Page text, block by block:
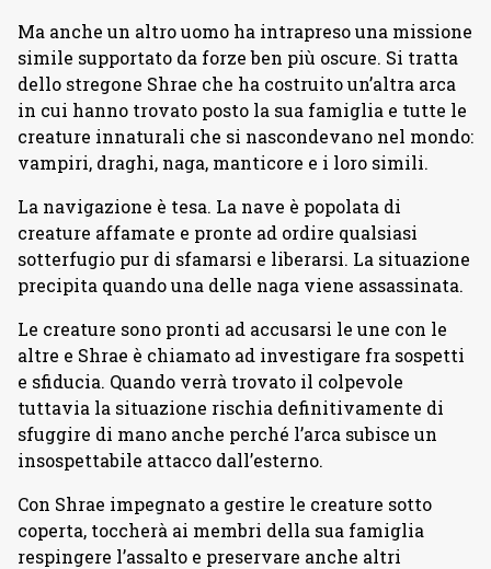
Ma anche un altro uomo ha intrapreso una missione
simile supportato da forze ben più oscure. Si tratta
dello stregone Shrae che ha costruito un’altra arca
in cui hanno trovato posto la sua famiglia e tutte le
creature innaturali che si nascondevano nel mondo:
vampiri, draghi, naga, manticore e i loro simili.
La navigazione è tesa. La nave è popolata di
creature affamate e pronte ad ordire qualsiasi
sotterfugio pur di sfamarsi e liberarsi. La situazione
precipita quando una delle naga viene assassinata.
Le creature sono pronti ad accusarsi le une con le
altre e Shrae è chiamato ad investigare fra sospetti
e sfiducia. Quando verrà trovato il colpevole
tuttavia la situazione rischia definitivamente di
sfuggire di mano anche perché l’arca subisce un
insospettabile attacco dall’esterno.
Con Shrae impegnato a gestire le creature sotto
coperta, toccherà ai membri della sua famiglia
respingere l’assalto e preservare anche altri